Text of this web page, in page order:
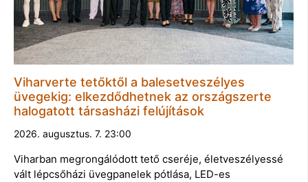
Viharverte tetőktől a balesetveszélyes
üvegekig: elkezdődhetnek az országszerte
halogatott társasházi felújítások
2026. augusztus. 7. 23:00
Viharban megrongálódott tető cseréje, életveszélyessé
vált lépcsőházi üvegpanelek pótlása, LED-es